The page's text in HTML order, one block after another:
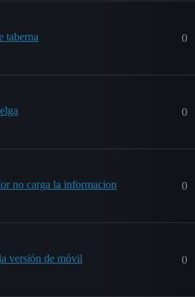
taberna 0
0
no carga la informacion 0
versión de móvil 0